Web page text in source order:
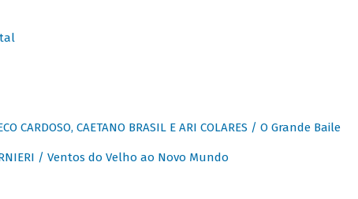
CARDOSO, CAETANO BRASIL E ARI COLARES / O Grande Baile
/ Ventos do Velho ao Novo Mundo